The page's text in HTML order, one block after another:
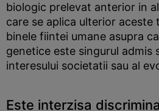
biologic prelevat anterior in
care se aplica ulterior aceste
binele fiintei umane asupra
genetice este singurul admis
interesului societatii sau al
Este interzisa